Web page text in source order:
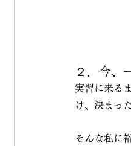
２．今、
実習に来る
け、決まっ
そんな私に